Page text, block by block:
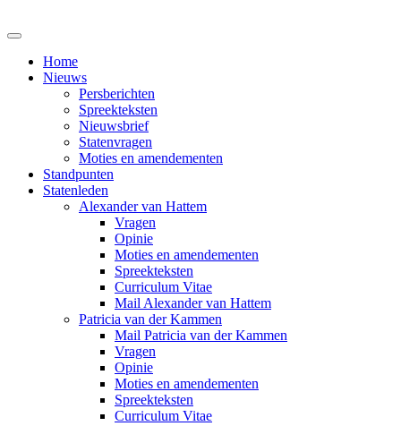
Home
Nieuws
Persberichten
Spreekteksten
Nieuwsbrief
Statenvragen
Moties en amendementen
Standpunten
Statenleden
Alexander van Hattem
Vragen
Opinie
Moties en amendementen
Spreekteksten
Curriculum Vitae
Mail Alexander van Hattem
Patricia van der Kammen
Mail Patricia van der Kammen
Vragen
Opinie
Moties en amendementen
Spreekteksten
Curriculum Vitae